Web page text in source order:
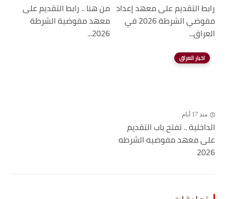
رابط التقديم على معهد إعداد
مفوضي الشرطة 2026 في
العراق...
من هنا .. رابط التقديم على
معهد مفوضية الشرطة
2026...
اخبار العراق
منذ 17 أيام
الداخلية .. تفتح باب التقديم
على معهد مفوضيه الشرطه
2026